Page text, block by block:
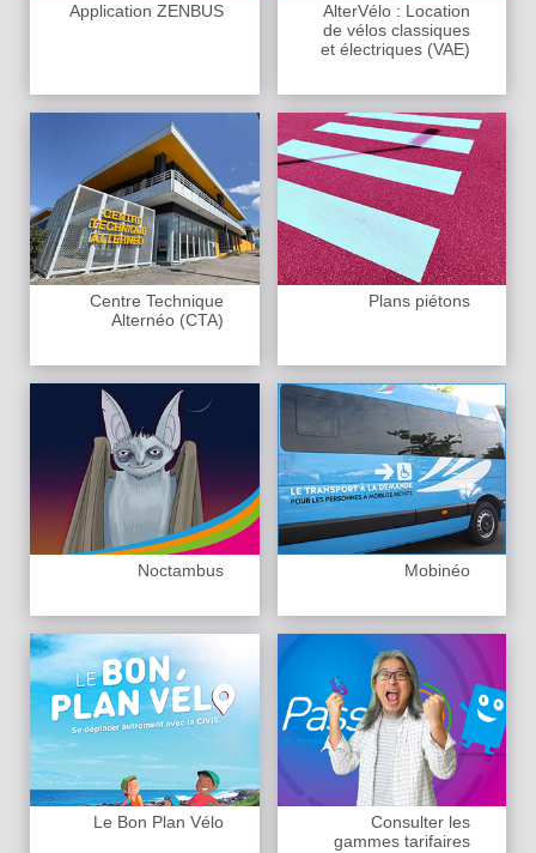
Application ZENBUS
AlterVélo : Location
de vélos classiques
et électriques (VAE)
Centre Technique
Alternéo (CTA)
Plans piétons
Noctambus Mobinéo
Le Bon Plan Vélo
Consulter les
gammes tarifaires